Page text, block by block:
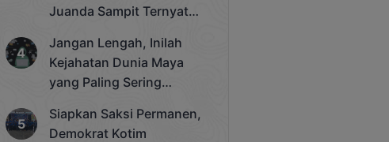
Juanda Sampit Ternyata
Jangan Lengah, Inilah
Kejahatan Dunia Maya
yang Paling Sering
Siapkan Saksi Permanen,
Demokrat Kotim